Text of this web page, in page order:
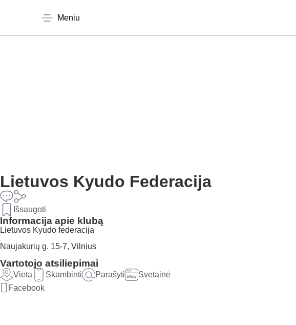
Meniu
Lietuvos Kyudo Federacija
Išsaugoti
Informacija apie klubą
Lietuvos Kyudo federacija
Naujakurių g. 15-7, Vilnius
Vartotojo atsiliepimai
Vieta Skambinti Parašyti
Svetainė
Facebook